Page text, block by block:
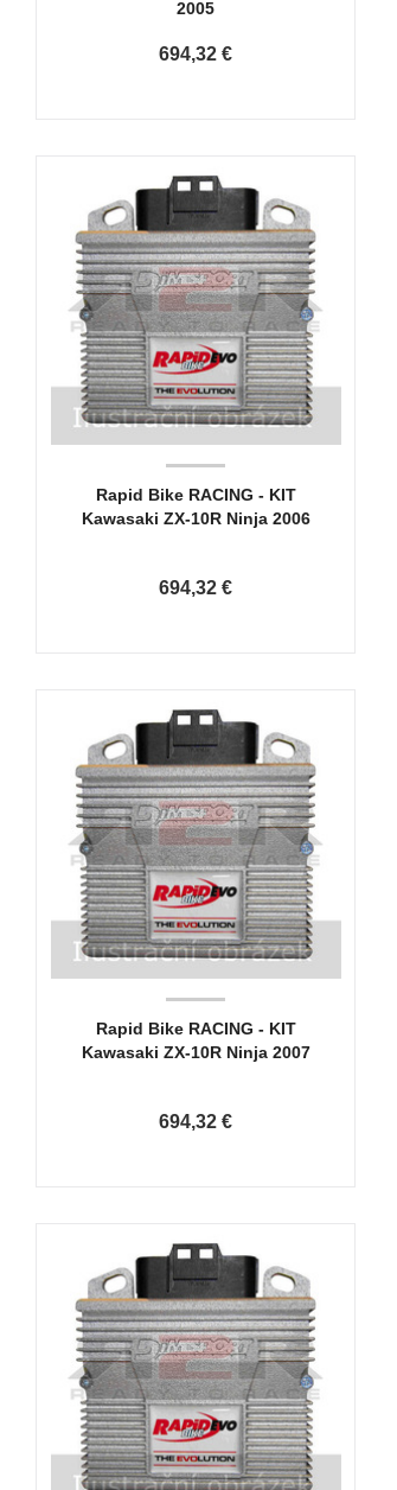
2005
694,32 €
Rapid Bike RACING - KIT
Kawasaki ZX-10R Ninja 2006
694,32 €
Rapid Bike RACING - KIT
Kawasaki ZX-10R Ninja 2007
694,32 €